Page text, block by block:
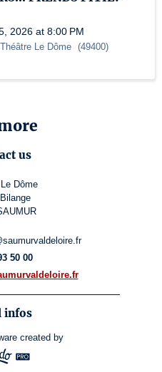
2026 at 8:00 PM
Le Dôme (49400)
us
Dôme
50 00
infos
created by